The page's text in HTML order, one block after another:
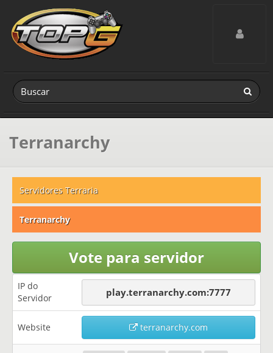
Toggle
Terranarchy
Servidores Terraria
Terranarchy
Vote para servidor
IP do
Servidor
play.terranarchy.com:7777
Website terranarchy.com